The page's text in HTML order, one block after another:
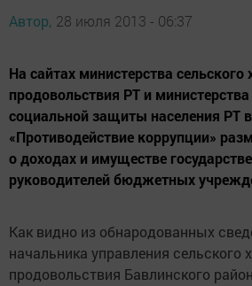
Автор, 28 июля 2013 - 06:37
На сайтах министерства сельского
продовольствия РТ и министерства
социальной защиты населения РТ
«Противодействие коррупции»
о доходах и имуществе
руководителей бюджетных
Как видно из обнародованных
начальника управления сельского
продовольствия Бавлинского